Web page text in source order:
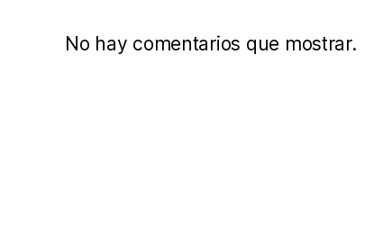
No hay comentarios que mostrar.